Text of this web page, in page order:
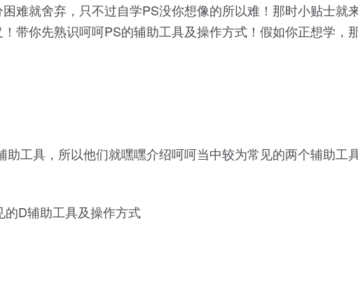
难就舍弃，只不过自学PS没你想像的所以难！那时小贴士就
带你先熟识呵呵PS的辅助工具及操作方式！假如你正想学，
工具，所以他们就嘿嘿介绍呵呵当中较为常见的两个辅助工